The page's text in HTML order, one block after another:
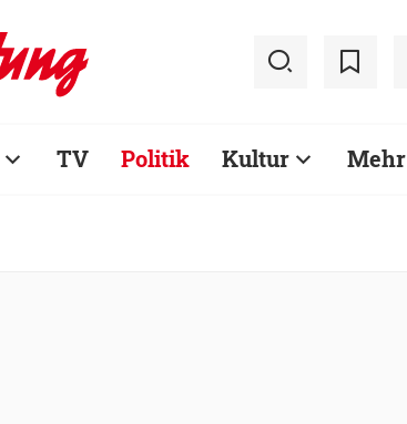
TV Politik Kultur Mehr